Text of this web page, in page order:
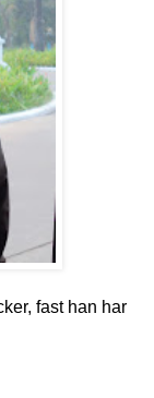
fast han har